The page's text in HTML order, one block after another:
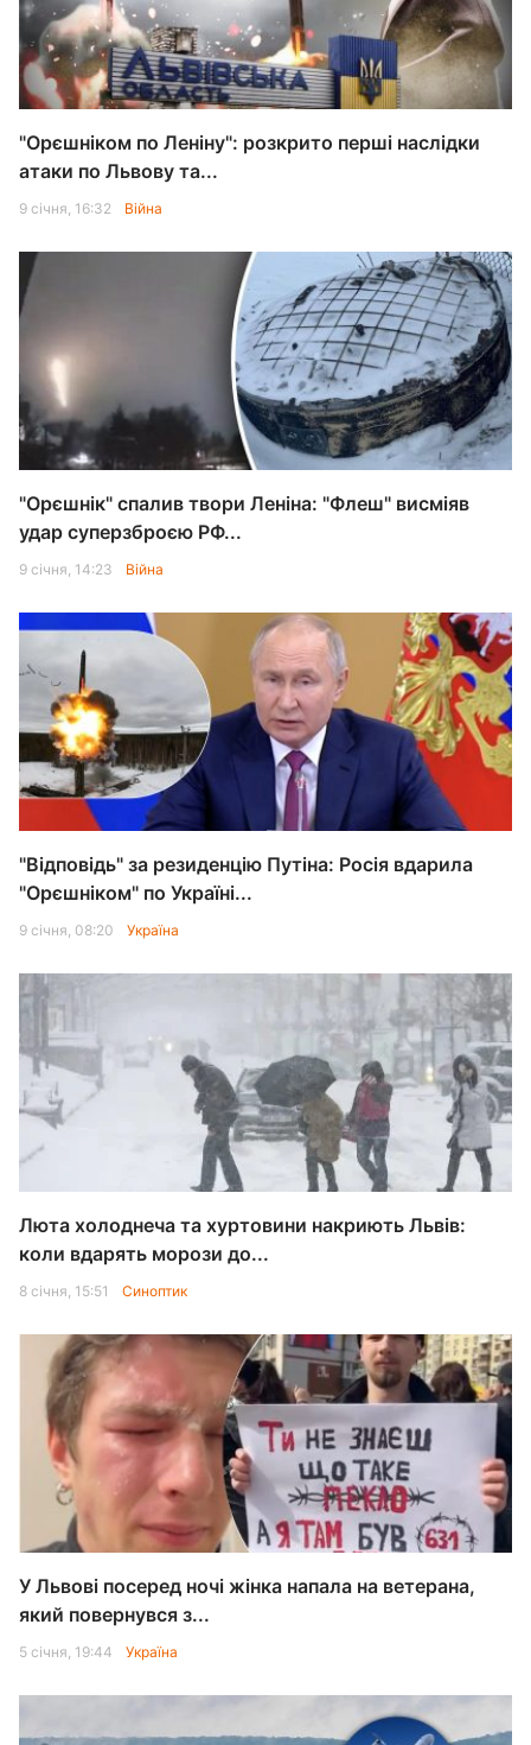
"Орєшніком по Леніну": розкрито перші наслідки
атаки по Львову та...
9 січня, 16:32 Війна
"Орєшнік" спалив твори Леніна: "Флеш" висміяв
удар суперзброєю РФ...
9 січня, 14:23 Війна
"Відповідь" за резиденцію Путіна: Росія вдарила
"Орєшніком" по Україні...
9 січня, 08:20 Україна
Люта холоднеча та хуртовини накриють Львів:
коли вдарять морози до...
8 січня, 15:51 Синоптик
У Львові посеред ночі жінка напала на ветерана,
який повернувся з...
5 січня, 19:44 Україна